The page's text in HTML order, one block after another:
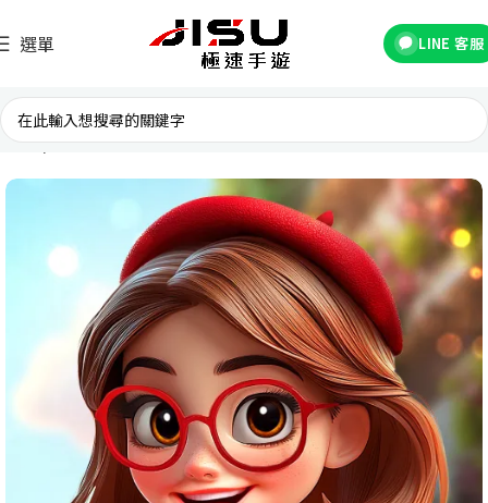
選單 LINE 客服
首頁 國際遊戲